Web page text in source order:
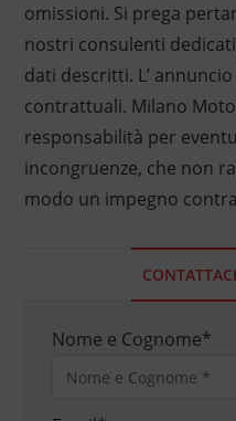
omissioni. Si prega
nostri consulenti
dati descritti. L’
contrattuali. Milano
responsabilità per
incongruenze, che non
modo un impegno
CONTATTACI
Nome e Cognome*